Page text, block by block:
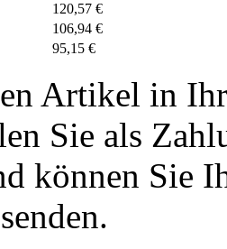
120,57 €
106,94 €
95,15 €
Artikel in
Sie als
können Sie